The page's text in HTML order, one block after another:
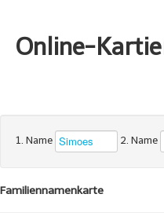
Online-
1. Name 2. Name
Familiennamenkarte